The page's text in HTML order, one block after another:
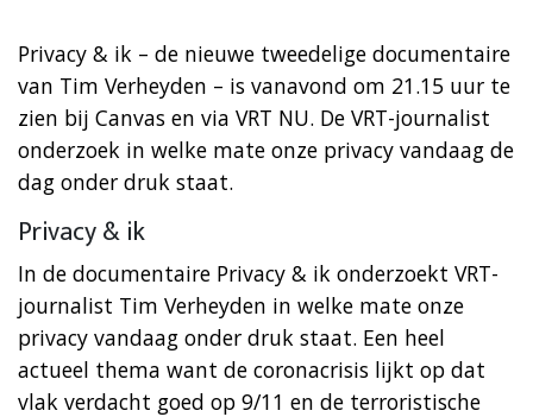
Privacy & ik – de nieuwe tweedelige documentaire
van Tim Verheyden – is vanavond om 21.15 uur te
zien bij Canvas en via VRT NU. De VRT-journalist
onderzoek in welke mate onze privacy vandaag de
dag onder druk staat.
Privacy & ik
In de documentaire Privacy & ik onderzoekt VRT-
journalist Tim Verheyden in welke mate onze
privacy vandaag onder druk staat. Een heel
actueel thema want de coronacrisis lijkt op dat
vlak verdacht goed op 9/11 en de terroristische